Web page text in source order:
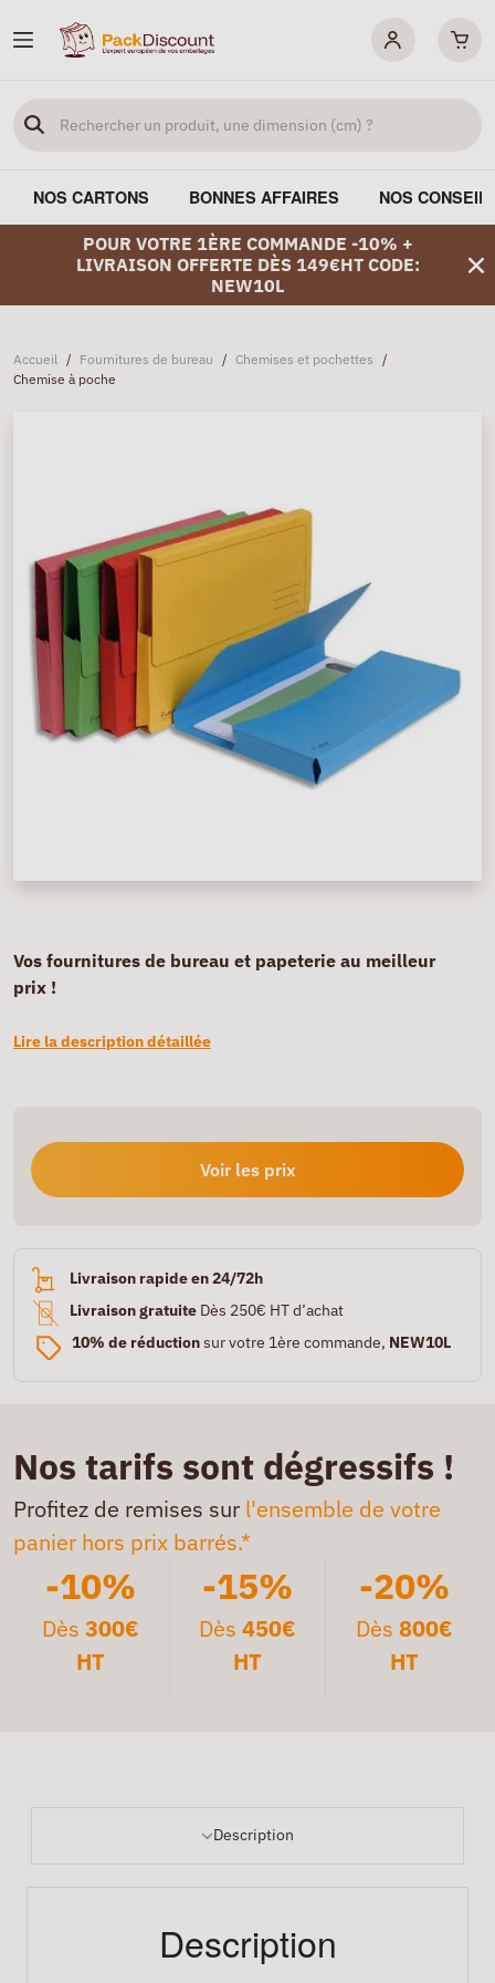
NOS CARTONS BONNES AFFAIRES NOS
POUR VOTRE 1ÈRE COMMANDE -10% +
LIVRAISON OFFERTE DÈS 149€HT CODE:
NEW10L
Accueil / Fournitures de bureau / Chemises et pochettes /
Chemise à poche
Vos fournitures de bureau et papeterie au meilleur
prix !
Lire la description détaillée
Voir les prix
Livraison rapide en 24/72h
Livraison gratuite Dès 250€ HT d’achat
10% de réductionsur votre 1ère commande, NEW10L
Nos tarifs sont dégressifs !
Profitez de remises sur l'ensemble de votre
panier hors prix barrés.*
-10%
Dès300€
HT
-15%
Dès 450€
HT
-20%
Dès 800€
HT
Description
Description